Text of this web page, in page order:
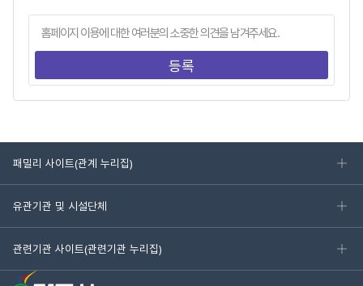
패밀리 사이트(관계 누리집)
유관기관 및 시설단체
관련기관 사이트(관련기관 누리집)